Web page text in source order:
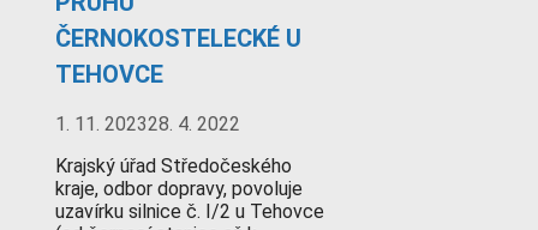
ČERNOKOSTELECKÉ U
TEHOVCE
1. 11. 202328. 4. 2022
Krajský úřad Středočeského
kraje, odbor dopravy, povoluje
uzavírku silnice č. I/2 u Tehovce